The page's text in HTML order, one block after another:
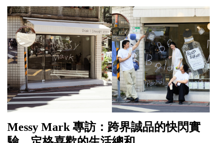
Messy Mark 專訪：跨界誠品的快閃實